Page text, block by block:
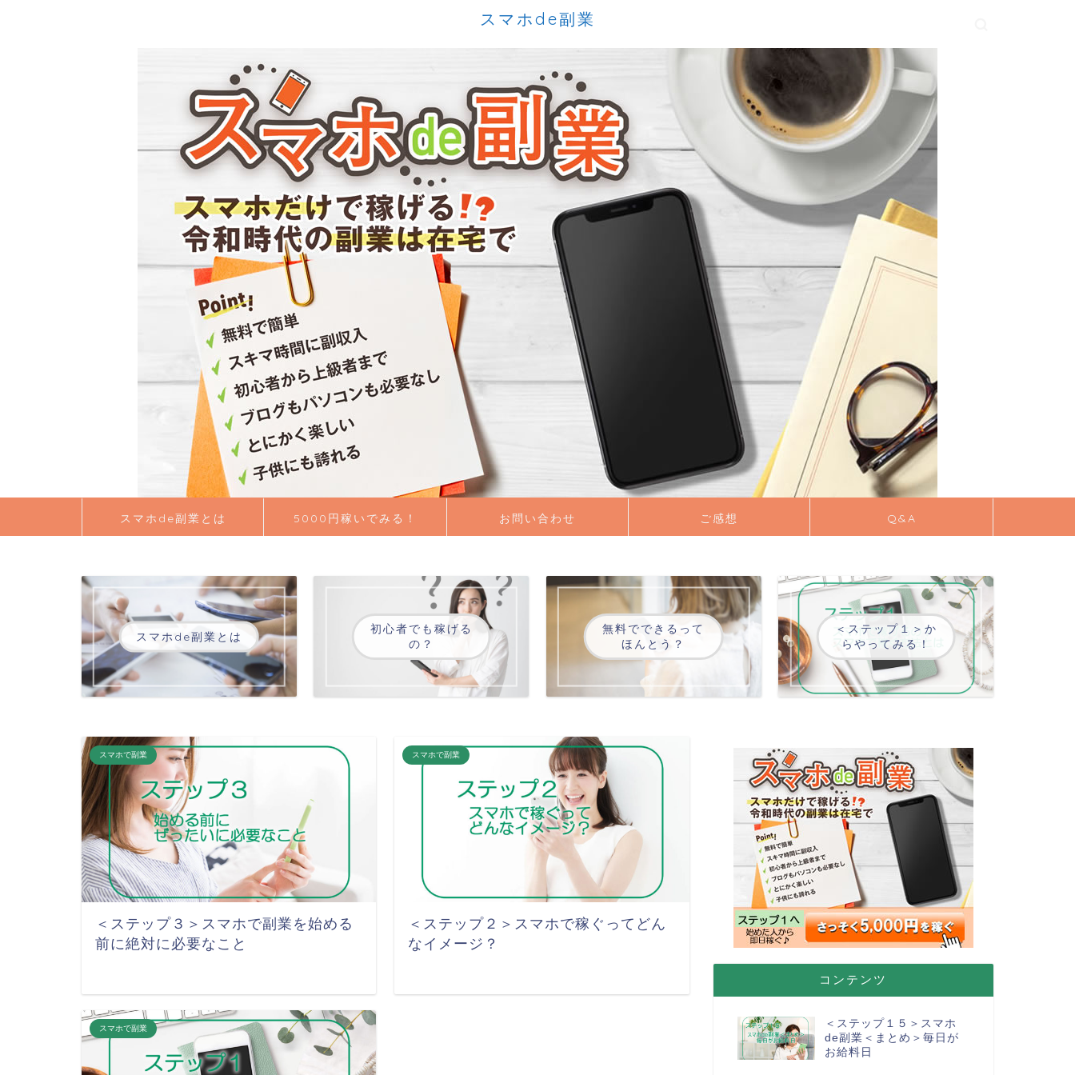
スマホde副業
スマホde副業とは 5000円稼いでみる！ お問い合わせ ご感想 Q&A
スマホde副業とは
初心者でも稼げる
の？
無料でできるって
ほんとう？
＜ステップ１＞か
らやってみる！
スマホで副業
＜ステップ３＞スマホで副業を始める
前に絶対に必要なこと
スマホで副業
＜ステップ２＞スマホで稼ぐってどん
なイメージ？
スマホで副業
コンテンツ
＜ステップ１５＞スマホ
de副業＜まとめ＞毎日が
お給料日